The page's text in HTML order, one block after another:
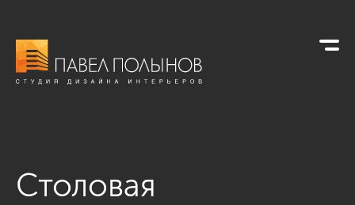
Столовая